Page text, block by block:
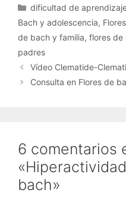
Categorías
dificultad de
Bach y adolescencia,
de bach y familia, flores de
padres
Vídeo Clematide-
Consulta en Flores de
6 comentarios
bach»